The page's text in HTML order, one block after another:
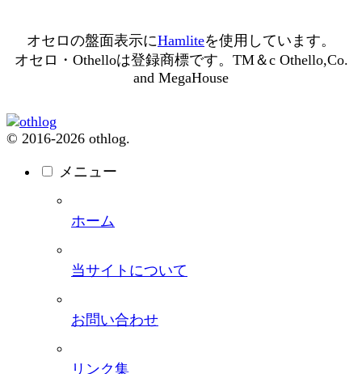
オセロの盤面表示にHamliteを使用しています。
オセロ・Othelloは登録商標です。TM＆c Othello,Co.
and MegaHouse
© 2016-2026 othlog.
メニュー
ホーム
当サイトについて
お問い合わせ
リンク集